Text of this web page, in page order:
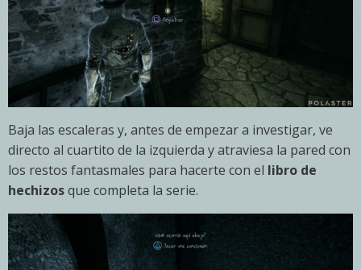
Baja las escaleras y, antes de empezar a investigar, ve
directo al cuartito de la izquierda y atraviesa la pared con
los restos fantasmales para hacerte con el libro de
hechizosque completa la serie.